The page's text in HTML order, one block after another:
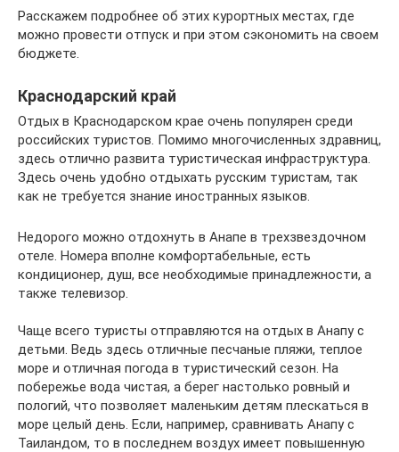
Расскажем подробнее об этих курортных местах, где
можно провести отпуск и при этом сэкономить на своем
бюджете.
Краснодарский край
Отдых в Краснодарском крае очень популярен среди
российских туристов. Помимо многочисленных здравниц,
здесь отлично развита туристическая инфраструктура.
Здесь очень удобно отдыхать русским туристам, так
как не требуется знание иностранных языков.
Недорого можно отдохнуть в Анапе в трехзвездочном
отеле. Номера вполне комфортабельные, есть
кондиционер, душ, все необходимые принадлежности, а
также телевизор.
Чаще всего туристы отправляются на отдых в Анапу с
детьми. Ведь здесь отличные песчаные пляжи, теплое
море и отличная погода в туристический сезон. На
побережье вода чистая, а берег настолько ровный и
пологий, что позволяет маленьким детям плескаться в
море целый день. Если, например, сравнивать Анапу с
Таиландом, то в последнем воздух имеет повышенную